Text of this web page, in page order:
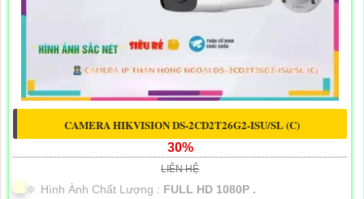
CAMERA HIKVISION DS-2CD2T26G2-ISU/SL (C)
30%
LIÊN HỆ
🔆 Hình Ành Chất Lượng : FULL HD 1080P .